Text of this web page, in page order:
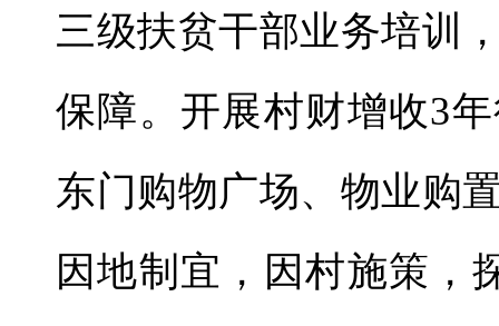
三级扶贫干部业务培训
保障。开展村财增收3
东门购物广场、物业购
因地制宜，因村施策，